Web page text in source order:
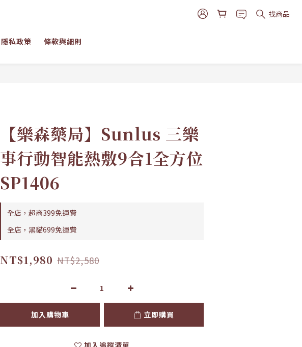
找商品
隱私政策 條款與細則
【樂森藥局】Sunlus 三樂
事行動智能熱敷9合1全方位
SP1406
全店，超商399免運費
全店，黑貓699免運費
NT$1,980 NT$2,580
加入購物車 立即購買
加入追蹤清單